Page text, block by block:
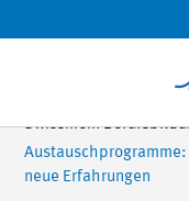
Swissmem
neue Erfahrungen